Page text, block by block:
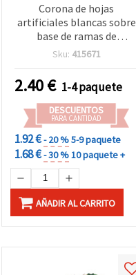
Corona de hojas
artificiales blancas sobre
base de ramas de
enredadera marrón –
hecha a mano, decoración
para puerta y pared
Sku: 415671
2.40€ 1-4 paquete
DESCUENTOS
PARA CANTIDAD
1.92 €- 20 %5-9 paquete
1.68 €- 30 %10 paquete +
AÑADIR AL CARRITO